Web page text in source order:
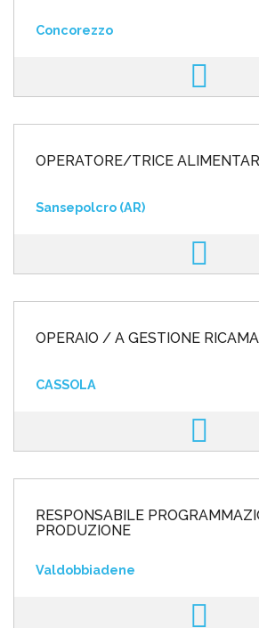
Concorezzo
OPERATORE/TRICE
Sansepolcro (AR)
OPERAIO / A GESTIONE
CASSOLA
RESPONSABILE
PRODUZIONE
Valdobbiadene